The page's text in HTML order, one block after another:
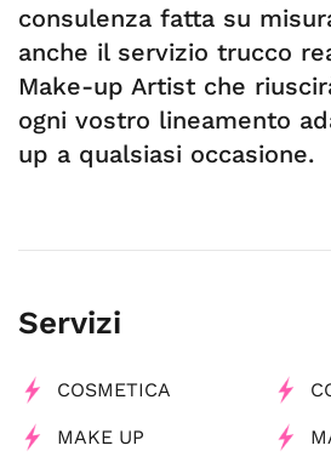
consulenza fatta su
anche il servizio trucco
Make-up Artist che
ogni vostro lineamento
up a qualsiasi occasione.
Servizi
COSMETICA
MAKE UP